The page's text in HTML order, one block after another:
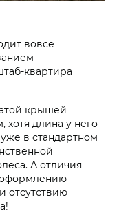
вовсе
квартира
крышей
хотя длина у него
в стандартном
А отличия
оформлению
отсутствию